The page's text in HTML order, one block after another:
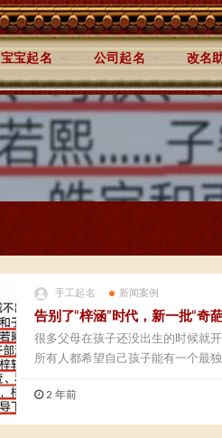
宝宝起名 公司起名 改名
手工起名 新闻案例
告别了“梓涵”时代，新一批“奇
很多父母在孩子还没出生的时候就
所有人都希望自己孩子能有一个最
2 年前